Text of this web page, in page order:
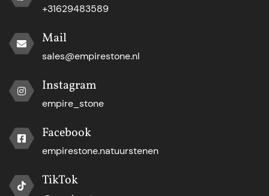
+31629483589
Mail
sales@empirestone.nl
Instagram
empire_stone
Facebook
empirestone.natuurstenen
TikTok